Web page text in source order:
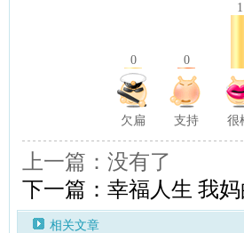
0 0
1
欠扁 支持 很
上一篇：没有了
下一篇：幸福人生 我
相关文章